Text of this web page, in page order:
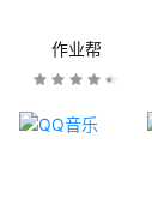
作业帮